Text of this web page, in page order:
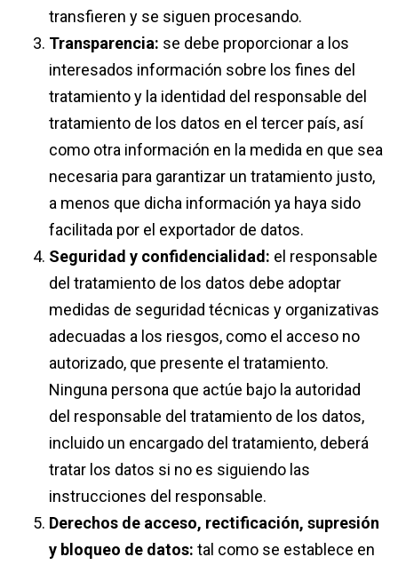
transfieren y se siguen procesando.
Transparencia: ​ se debe proporcionar a los
interesados información sobre los fines del
tratamiento y la identidad del responsable del
tratamiento de los datos en el tercer país, así
como otra información en la medida en que sea
necesaria para garantizar un tratamiento justo,
a menos que dicha información ya haya sido
facilitada por el exportador de datos.
Seguridad y confidencialidad: ​ el responsable
del tratamiento de los datos debe adoptar
medidas de seguridad técnicas y organizativas
adecuadas a los riesgos, como el acceso no
autorizado, que presente el tratamiento.
Ninguna persona que actúe bajo la autoridad
del responsable del tratamiento de los datos,
incluido un encargado del tratamiento, deberá
tratar los datos si no es siguiendo las
instrucciones del responsable.
Derechos de acceso, rectificación, supresión
y bloqueo de datos: ​ tal como se establece en